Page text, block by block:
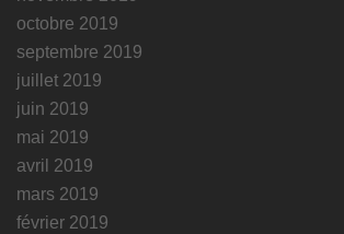
octobre 2019
septembre 2019
juillet 2019
juin 2019
mai 2019
avril 2019
mars 2019
février 2019